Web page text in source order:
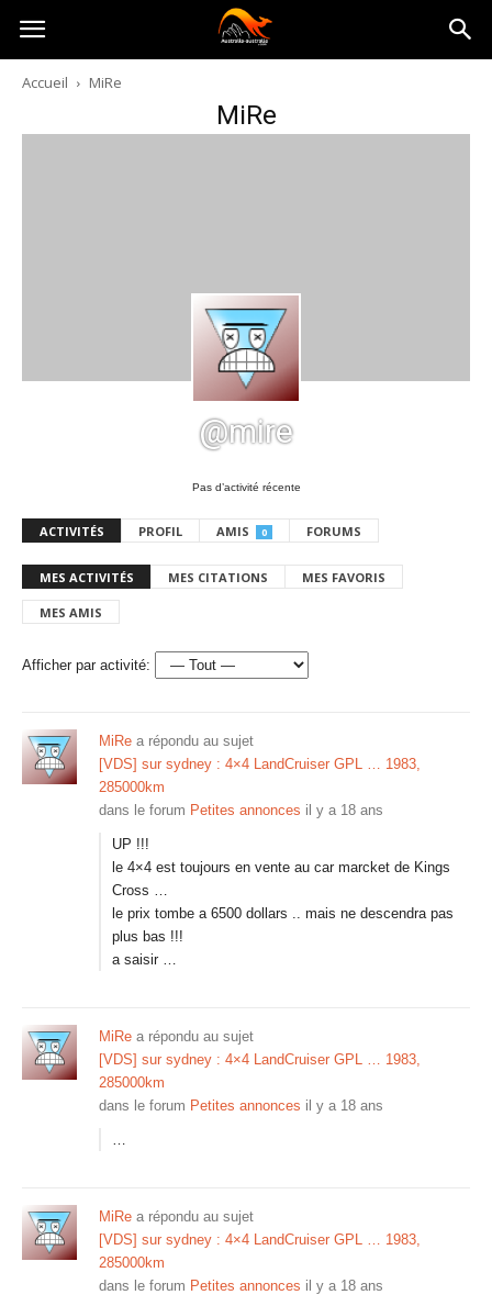
Australia-
australie.com
Accueil MiRe
MiRe
@mire
Pas d’activité récente
ACTIVITÉS PROFIL AMIS 0 FORUMS
MES ACTIVITÉS MES CITATIONS MES FAVORIS
MES AMIS
Afficher par activité:
MiRe a répondu au sujet
[VDS] sur sydney : 4×4 LandCruiser GPL … 1983,
285000km
dans le forum Petites annonces il y a 18 ans
UP !!!
le 4×4 est toujours en vente au car marcket de Kings
Cross …
le prix tombe a 6500 dollars .. mais ne descendra pas
plus bas !!!
a saisir …
MiRe a répondu au sujet
[VDS] sur sydney : 4×4 LandCruiser GPL … 1983,
285000km
dans le forum Petites annonces il y a 18 ans
…
MiRe a répondu au sujet
[VDS] sur sydney : 4×4 LandCruiser GPL … 1983,
285000km
dans le forum Petites annonces il y a 18 ans